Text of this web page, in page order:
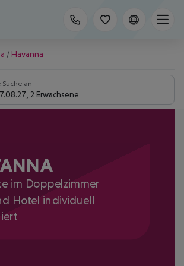
/ Havanna
Suche an
2 Erwachsene
im Doppelzimmer
Hotel individuell